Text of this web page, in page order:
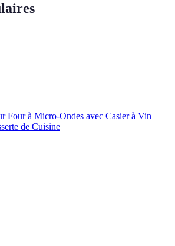
Four à Micro-Ondes avec Casier à Vin
de Cuisine